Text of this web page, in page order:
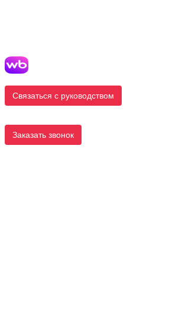
Связаться с руководством
Заказать звонок